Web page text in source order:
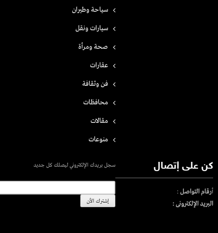
سياحة وطيران
سيارات ونقل
صحة ومرأة
عقارات
فن وثقافة
محافظات
مقالات
منوعات
كن على إتصال
أرقام التواصل :
البريد الإلكترونى :
سجل بريدك الإلكتروني ليصلك كل جديد